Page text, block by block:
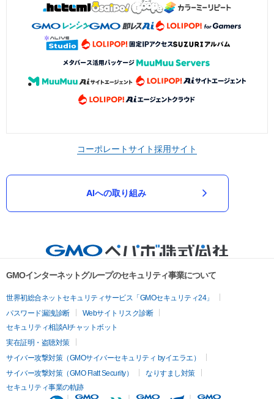
コーポレートサイト採用サイト
AIへの取り組み
GMOインターネットグループのセキュリティ事業について
世界初総合ネットセキュリティサービス「GMOセキュリティ24」
パスワード漏洩診断
Webサイトリスク診断
セキュリティ相談AIチャットボット
実在証明・盗聴対策
サイバー攻撃対策（GMOサイバーセキュリティ byイエラエ）
サイバー攻撃対策（GMO Flatt Security）
なりすまし対策
セキュリティ事業の軌跡